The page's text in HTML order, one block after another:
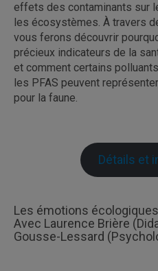
effets des contaminants sur
les écosystèmes. À travers
vous ferons découvrir
précieux indicateurs de la
et comment certains
les PFAS peuvent
pour la faune.
Détails et
Les émotions
Avec Laurence Brière
Gousse-Lessard